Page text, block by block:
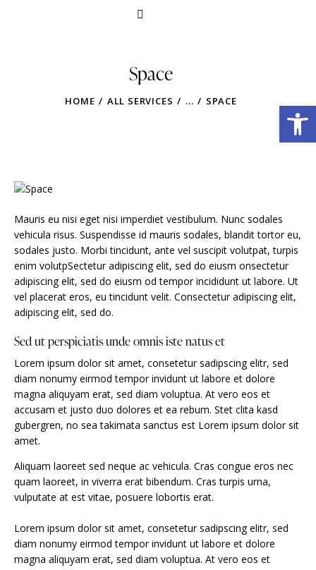
Obre la barra d'eines
Space
HOME ALL SERVICES ... SPACE
Mauris eu nisi eget nisi imperdiet vestibulum. Nunc sodales
vehicula risus. Suspendisse id mauris sodales, blandit tortor eu,
sodales justo. Morbi tincidunt, ante vel suscipit volutpat, turpis
enim volutpSectetur adipiscing elit, sed do eiusm onsectetur
adipiscing elit, sed do eiusm od tempor incididunt ut labore. Ut
vel placerat eros, eu tincidunt velit. Consectetur adipiscing elit,
adipiscing elit, sed do.
Sed ut perspiciatis unde omnis iste natus et
Lorem ipsum dolor sit amet, consetetur sadipscing elitr, sed
diam nonumy eirmod tempor invidunt ut labore et dolore
magna aliquyam erat, sed diam voluptua. At vero eos et
accusam et justo duo dolores et ea rebum. Stet clita kasd
gubergren, no sea takimata sanctus est Lorem ipsum dolor sit
amet.
Aliquam laoreet sed neque ac vehicula. Cras congue eros nec
quam laoreet, in viverra erat bibendum. Cras turpis urna,
vulputate at est vitae, posuere lobortis erat.
Lorem ipsum dolor sit amet, consetetur sadipscing elitr, sed
diam nonumy eirmod tempor invidunt ut labore et dolore
magna aliquyam erat, sed diam voluptua. At vero eos et